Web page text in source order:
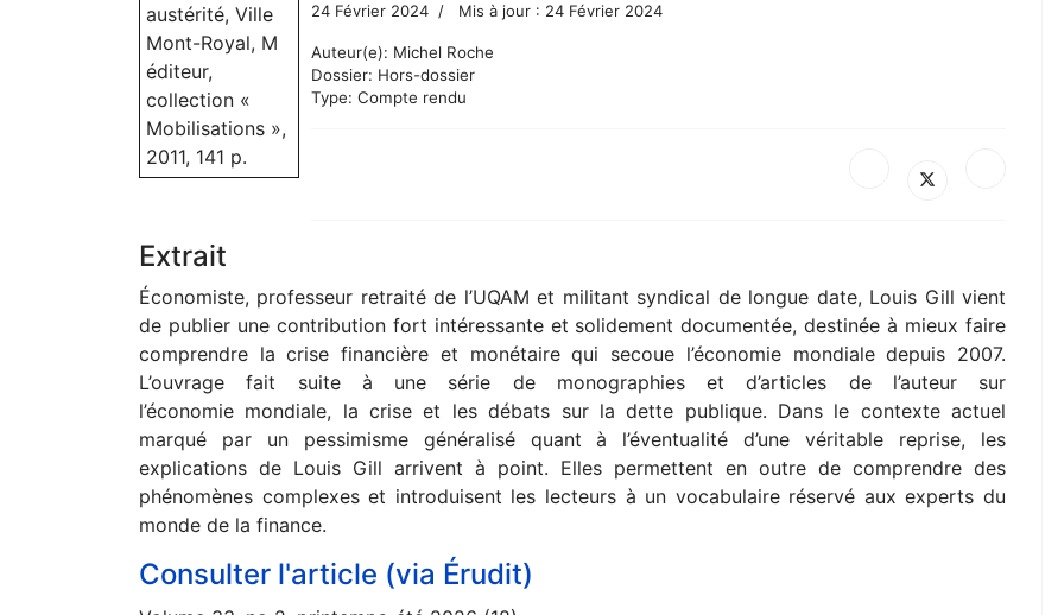
24 Février 2024 Mis à jour : 24 Février 2024
Auteur(e): Michel Roche
Dossier: Hors-dossier
Type: Compte rendu
Extrait
Économiste, professeur retraité de l’UQAM et militant syndical de longue date, Louis Gill vient
de publier une contribution fort intéressante et solidement documentée, destinée à mieux faire
comprendre la crise financière et monétaire qui secoue l’économie mondiale depuis 2007.
L’ouvrage fait suite à une série de monographies et d’articles de l’auteur sur
l’économie mondiale, la crise et les débats sur la dette publique. Dans le contexte actuel
marqué par un pessimisme généralisé quant à l’éventualité d’une véritable reprise, les
explications de Louis Gill arrivent à point. Elles permettent en outre de comprendre des
phénomènes complexes et introduisent les lecteurs à un vocabulaire réservé aux experts du
monde de la finance.
Consulter l'article (via Érudit)